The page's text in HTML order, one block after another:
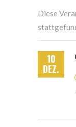
Diese
10
DEZ.